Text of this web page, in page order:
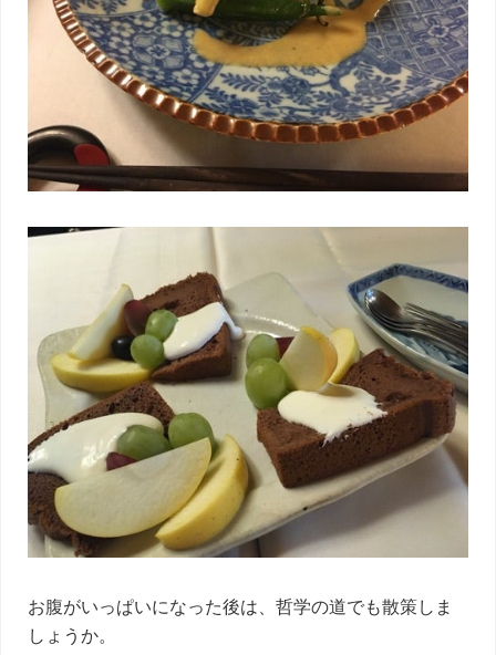
お腹がいっぱいになった後は、哲学の道でも散策しま
しょうか。